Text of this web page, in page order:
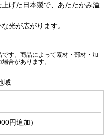
げた日本製で、あたたかみ溢
光が広がります。
です。商品によって素材・部材・加
合があります。
域
円追加）